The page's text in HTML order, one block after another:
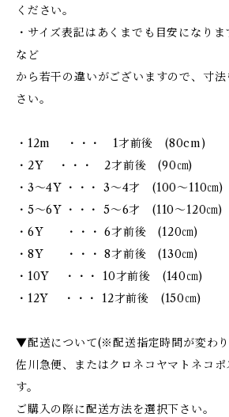
ください。
・サイズ表記はあくまでも目安になり
など
から若干の違いがございますので、寸
さい。
・12m ・・・ 1才前後 (80cm)
・2Y ・・・ 2才前後 (90㎝)
・3～4Y ・・・ 3～4才 (100～110㎝)
・5～6Y ・・・ 5～6才 (110～120㎝)
・6Y ・・・ 6才前後 (120㎝)
・8Y ・・・ 8才前後 (130㎝)
・10Y ・・・ 10才前後 (140㎝)
・12Y ・・・ 12才前後 (150㎝)
▼配送について(※配送指定時間が変わり
佐川急便、またはクロネコヤマトネコ
す。
ご購入の際に配送方法を選択下さい。